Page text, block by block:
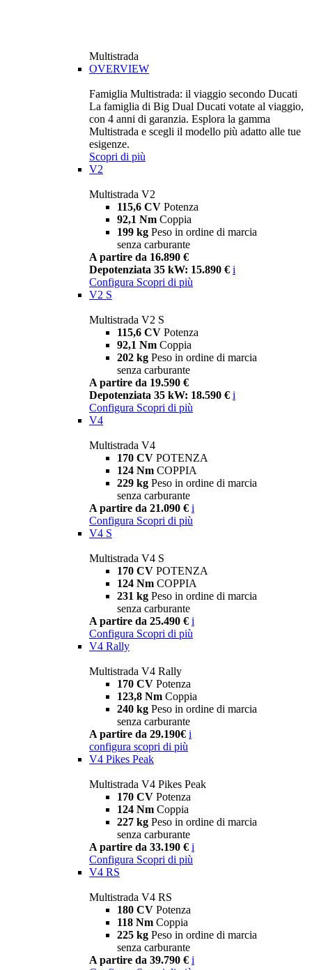
Multistrada
OVERVIEW
Famiglia Multistrada: il viaggio secondo Ducati
La famiglia di Big Dual Ducati votate al viaggio,
con 4 anni di garanzia. Esplora la gamma
Multistrada e scegli il modello più adatto alle tue
esigenze.
Scopri di più
V2
Multistrada V2
115,6 CV Potenza
92,1 Nm Coppia
199 kg Peso in ordine di marcia
senza carburante
A partire da 16.890 €
Depotenziata 35 kW: 15.890 € i
Configura Scopri di più
V2 S
Multistrada V2 S
115,6 CV Potenza
92,1 Nm Coppia
202 kg Peso in ordine di marcia
senza carburante
A partire da 19.590 €
Depotenziata 35 kW: 18.590 € i
Configura Scopri di più
V4
Multistrada V4
170 CV POTENZA
124 Nm COPPIA
229 kg Peso in ordine di marcia
senza carburante
A partire da 21.090 € i
Configura Scopri di più
V4 S
Multistrada V4 S
170 CV POTENZA
124 Nm COPPIA
231 kg Peso in ordine di marcia
senza carburante
A partire da 25.490 € i
Configura Scopri di più
V4 Rally
Multistrada V4 Rally
170 CV Potenza
123,8 Nm Coppia
240 kg Peso in ordine di marcia
senza carburante
A partire da 29.190€ i
configura scopri di più
V4 Pikes Peak
Multistrada V4 Pikes Peak
170 CV Potenza
124 Nm Coppia
227 kg Peso in ordine di marcia
senza carburante
A partire da 33.190 € i
Configura Scopri di più
V4 RS
Multistrada V4 RS
180 CV Potenza
118 Nm Coppia
225 kg Peso in ordine di marcia
senza carburante
A partire da 39.790 € i